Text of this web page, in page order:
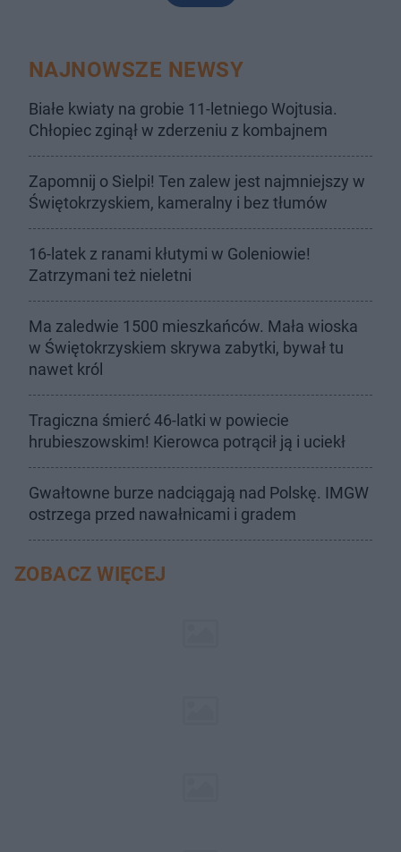
NAJNOWSZE NEWSY
Białe kwiaty na grobie 11-letniego Wojtusia.
Chłopiec zginął w zderzeniu z kombajnem
Zapomnij o Sielpi! Ten zalew jest najmniejszy w
Świętokrzyskiem, kameralny i bez tłumów
16-latek z ranami kłutymi w Goleniowie!
Zatrzymani też nieletni
Ma zaledwie 1500 mieszkańców. Mała wioska
w Świętokrzyskiem skrywa zabytki, bywał tu
nawet król
Tragiczna śmierć 46-latki w powiecie
hrubieszowskim! Kierowca potrącił ją i uciekł
Gwałtowne burze nadciągają nad Polskę. IMGW
ostrzega przed nawałnicami i gradem
ZOBACZ WIĘCEJ